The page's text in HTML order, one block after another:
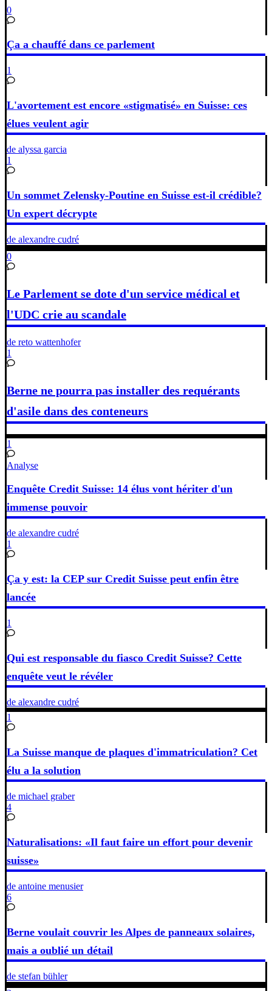
0
Ça a chauffé dans ce parlement
1
L'avortement est encore «stigmatisé» en Suisse: ces
élues veulent agir
de alyssa garcia
1
Un sommet Zelensky-Poutine en Suisse est-il crédible?
Un expert décrypte
de alexandre cudré
0
Le Parlement se dote d'un service médical et
l'UDC crie au scandale
de reto wattenhofer
1
Berne ne pourra pas installer des requérants
d'asile dans des conteneurs
1
Analyse
Enquête Credit Suisse: 14 élus vont hériter d'un
immense pouvoir
de alexandre cudré
1
Ça y est: la CEP sur Credit Suisse peut enfin être
lancée
1
Qui est responsable du fiasco Credit Suisse? Cette
enquête veut le révéler
de alexandre cudré
1
La Suisse manque de plaques d'immatriculation? Cet
élu a la solution
de michael graber
4
Naturalisations: «Il faut faire un effort pour devenir
suisse»
de antoine menusier
6
Berne voulait couvrir les Alpes de panneaux solaires,
mais a oublié un détail
de stefan bühler